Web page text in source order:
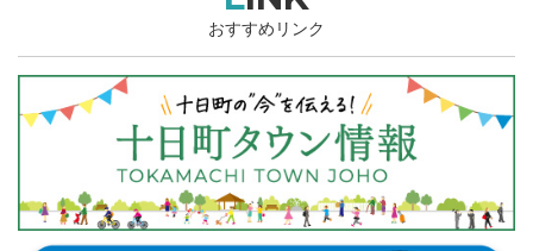
おすすめリンク